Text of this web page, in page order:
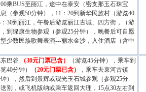
乘BUS至丽江，途中在泰安（密支那玉石珠宝
（参观50分钟），11：20到新华民族村（游览40
30到丽江，午餐后游览丽江古城、四方街，（游
到绿康生物参观（参观25分钟），晚餐后可自愿
少数民族歌舞表演---丽水金沙，入住酒店（含中
巴谷 （30元门票已含）
（游览45分钟），乘车到
40分钟）
（20元门票已含）
，乘车去束河古镇
钟），然后到景辉或观光玉石城参观（参观25分
别，或飞机版纳或乘车返回 大理 ，15点30左右到